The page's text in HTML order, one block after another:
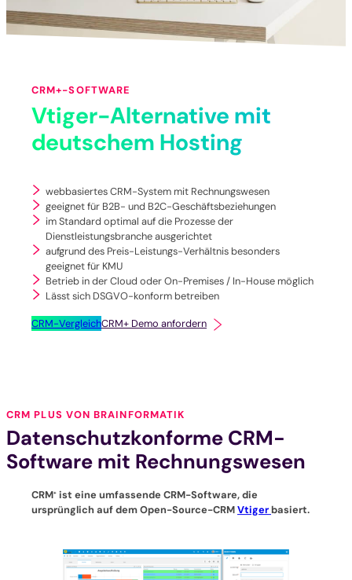
CRM+-SOFTWARE
Vtiger-Alternative mit
deutschem Hosting
webbasiertes CRM-System mit Rechnungswesen
geeignet für B2B- und B2C-Geschäftsbeziehungen
im Standard optimal auf die Prozesse der
Dienstleistungsbranche ausgerichtet
aufgrund des Preis-Leistungs-Verhältnis besonders
geeignet für KMU
Betrieb in der Cloud oder On-Premises / In-House möglich
Lässt sich DSGVO-konform betreiben
CRM-VergleichCRM+ Demo anfordern
CRM PLUS VON BRAINFORMATIK
Datenschutzkonforme CRM-
Software mit Rechnungswesen
CRM+ ist eine umfassende CRM-Software, die
ursprünglich auf dem Open-Source-CRMVtigerbasiert.